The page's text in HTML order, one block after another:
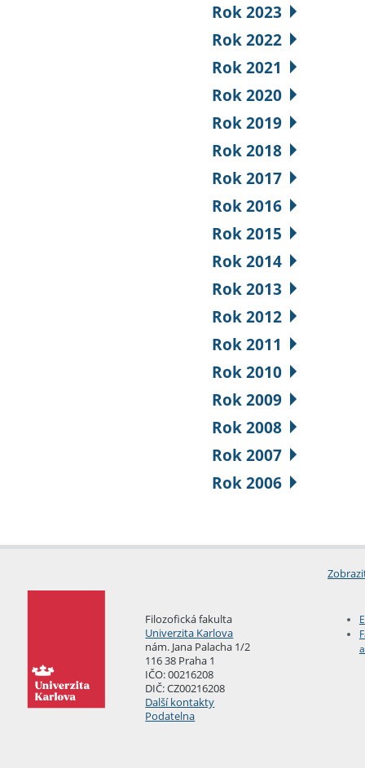
Rok 2023
Rok 2022
Rok 2021
Rok 2020
Rok 2019
Rok 2018
Rok 2017
Rok 2016
Rok 2015
Rok 2014
Rok 2013
Rok 2012
Rok 2011
Rok 2010
Rok 2009
Rok 2008
Rok 2007
Rok 2006
Filozofická fakulta
Univerzita Karlova
nám. Jana Palacha 1/2
116 38 Praha 1
IČO: 00216208
DIČ: CZ00216208
Další kontakty
Podatelna